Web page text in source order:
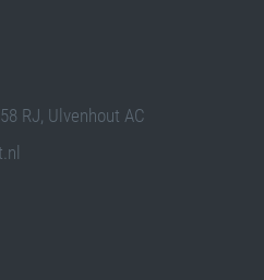
RJ, Ulvenhout AC